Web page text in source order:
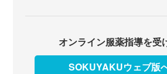
オンライン服薬指導を受
SOKUYAKUウェブ版